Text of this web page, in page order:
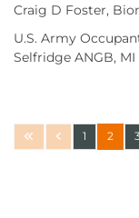
Craig D Foster,
U.S. Army
Selfridge ANGB, MI
1 2